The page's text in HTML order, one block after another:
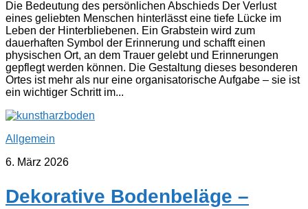
Die Bedeutung des persönlichen Abschieds Der Verlust
eines geliebten Menschen hinterlässt eine tiefe Lücke im
Leben der Hinterbliebenen. Ein Grabstein wird zum
dauerhaften Symbol der Erinnerung und schafft einen
physischen Ort, an dem Trauer gelebt und Erinnerungen
gepflegt werden können. Die Gestaltung dieses besonderen
Ortes ist mehr als nur eine organisatorische Aufgabe – sie ist
ein wichtiger Schritt im...
Allgemein
6. März 2026
Dekorative Bodenbeläge –